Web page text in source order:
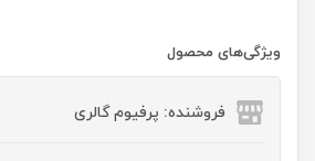
ویژگی‌های محصول
فروشنده: پرفیوم گالری